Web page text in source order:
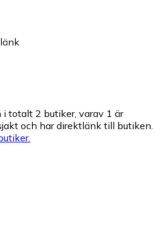
totalt 2 butiker, varav 1 är
och har direktlänk till butiken.